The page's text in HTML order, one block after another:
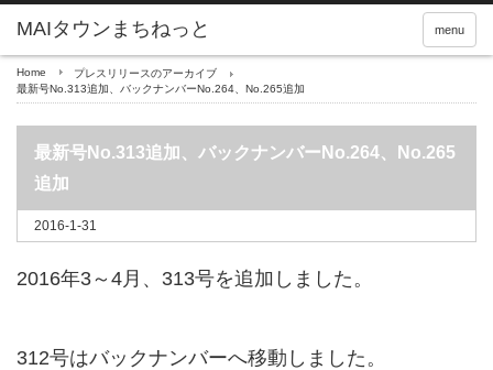
menu
Home
プレスリリースのアーカイブ
最新号No.313追加、バックナンバーNo.264、No.265追加
最新号No.313追加、バックナンバーNo.264、No.265
追加
2016-1-31
2016年3～4月、313号を追加しました。
312号はバックナンバーへ移動しました。